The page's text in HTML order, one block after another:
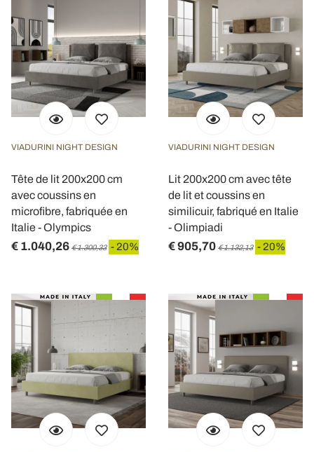
VIADURINI NIGHT DESIGN
Tête de lit 200x200 cm
avec coussins en
microfibre, fabriquée en
Italie - Olympics
€ 1.040,26 € 1.300,33 - 20%
VIADURINI NIGHT DESIGN
Lit 200x200 cm avec tête
de lit et coussins en
similicuir, fabriqué en Italie
- Olimpiadi
€ 905,70 € 1.132,13 - 20%